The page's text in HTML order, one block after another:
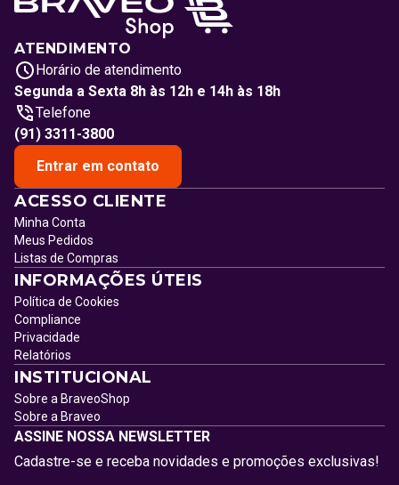
ATENDIMENTO
Horário de atendimento
Segunda a Sexta 8h às 12h e 14h às 18h
Telefone
(91) 3311-3800
Entrar em contato
ACESSO CLIENTE
Minha Conta
Meus Pedidos
Listas de Compras
INFORMAÇÕES ÚTEIS
Política de Cookies
Compliance
Privacidade
Relatórios
INSTITUCIONAL
Sobre a BraveoShop
Sobre a Braveo
ASSINE NOSSA NEWSLETTER
Cadastre-se e receba novidades e promoções exclusivas!